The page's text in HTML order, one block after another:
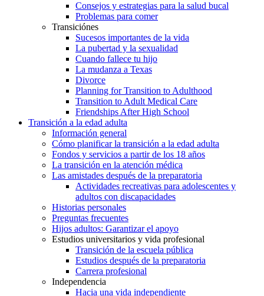
Consejos y estrategias para la salud bucal
Problemas para comer
Transiciónes
Sucesos importantes de la vida
La pubertad y la sexualidad
Cuando fallece tu hijo
La mudanza a Texas
Divorce
Planning for Transition to Adulthood
Transition to Adult Medical Care
Friendships After High School
Transición a la edad adulta
Información general
Cómo planificar la transición a la edad adulta
Fondos y servicios a partir de los 18 años
La transición en la atención médica
Las amistades después de la preparatoria
Actividades recreativas para adolescentes y
adultos con discapacidades
Historias personales
Preguntas frecuentes
Hijos adultos: Garantizar el apoyo
Estudios universitarios y vida profesional
Transición de la escuela pública
Estudios después de la preparatoria
Carrera profesional
Independencia
Hacia una vida independiente